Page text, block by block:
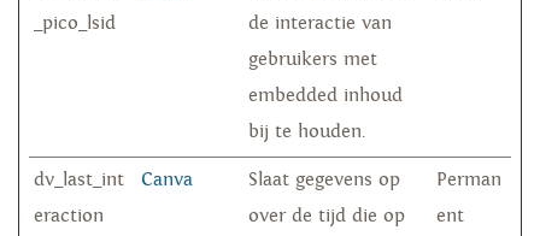
_pico_lsid
de interactie van
gebruikers met
embedded inhoud
bij te houden.
dv_last_int
eraction
Canva
Slaat gegevens op
over de tijd die op
Perman
ent